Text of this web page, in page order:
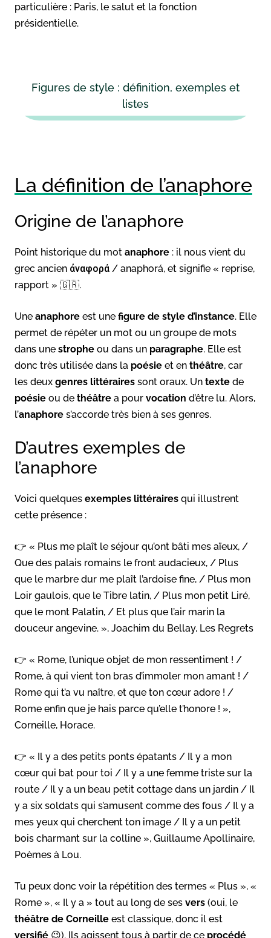
particulière : Paris, le salut et la fonction
présidentielle.
Figures de style : définition, exemples et
listes
La définition de l’anaphore
Origine de l’anaphore
Point historique du mot anaphore : il nous vient du
grec ancien ἀναφορά / anaphorá, et signifie « reprise,
rapport » 🇬🇷.
Une anaphore est une figure de style d’instance. Elle
permet de répéter un mot ou un groupe de mots
dans une strophe ou dans un paragraphe. Elle est
donc très utilisée dans la poésie et en théâtre, car
les deux genres littéraires sont oraux. Un texte de
poésie ou de théâtre a pour vocation d’être lu. Alors,
l’anaphore s’accorde très bien à ses genres.
D’autres exemples de
l’anaphore
Voici quelques exemples littéraires qui illustrent
cette présence :
👉 « Plus me plaît le séjour qu’ont bâti mes aïeux, /
Que des palais romains le front audacieux, / Plus
que le marbre dur me plaît l’ardoise fine, / Plus mon
Loir gaulois, que le Tibre latin, / Plus mon petit Liré,
que le mont Palatin, / Et plus que l’air marin la
douceur angevine. », Joachim du Bellay, Les Regrets
👉 « Rome, l’unique objet de mon ressentiment ! /
Rome, à qui vient ton bras d’immoler mon amant ! /
Rome qui t’a vu naître, et que ton cœur adore ! /
Rome enfin que je hais parce qu’elle t’honore ! »,
Corneille, Horace.
👉 « Il y a des petits ponts épatants / Il y a mon
cœur qui bat pour toi / Il y a une femme triste sur la
route / Il y a un beau petit cottage dans un jardin / Il
y a six soldats qui s’amusent comme des fous / Il y a
mes yeux qui cherchent ton image / Il y a un petit
bois charmant sur la colline », Guillaume Apollinaire,
Poèmes à Lou.
Tu peux donc voir la répétition des termes « Plus », «
Rome », « Il y a » tout au long de ses vers (oui, le
théâtre de Corneille est classique, donc il est
versifié 😉). Ils agissent tous à partir de ce procédé